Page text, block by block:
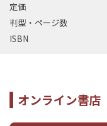
定価
判型・ページ数
ISBN
オンライン書店